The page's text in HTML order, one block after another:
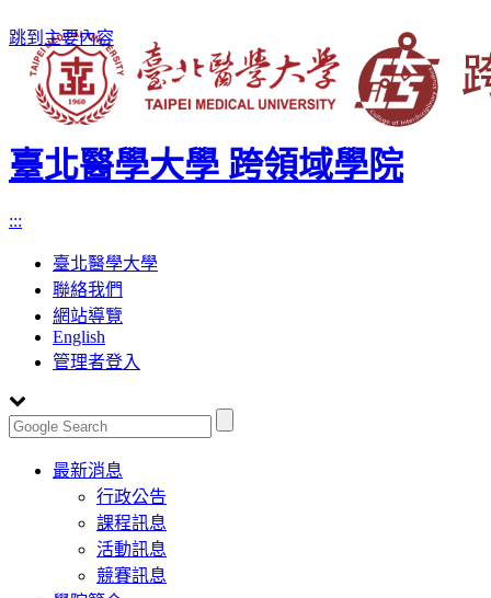
跳到主要內容
臺北醫學大學 跨領域學院
:::
臺北醫學大學
聯絡我們
網站導覽
English
管理者登入
Toggle
navigation
最新消息
行政公告
課程訊息
活動訊息
競賽訊息